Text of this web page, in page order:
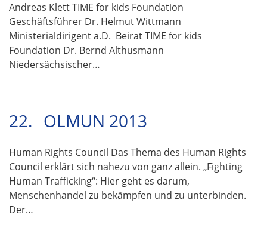
Andreas Klett TIME for kids Foundation
Geschäftsführer Dr. Helmut Wittmann
Ministerialdirigent a.D. Beirat TIME for kids
Foundation Dr. Bernd Althusmann
Niedersächsischer…
22. OLMUN 2013
Human Rights Council Das Thema des Human Rights
Council erklärt sich nahezu von ganz allein. „Fighting
Human Trafficking“: Hier geht es darum,
Menschenhandel zu bekämpfen und zu unterbinden.
Der…